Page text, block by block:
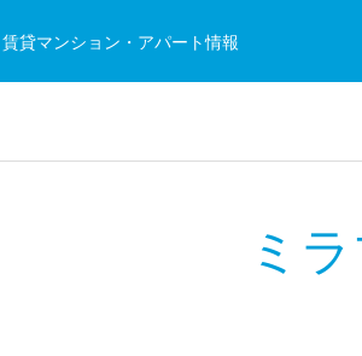
賃貸マンション・アパート情報
ミ